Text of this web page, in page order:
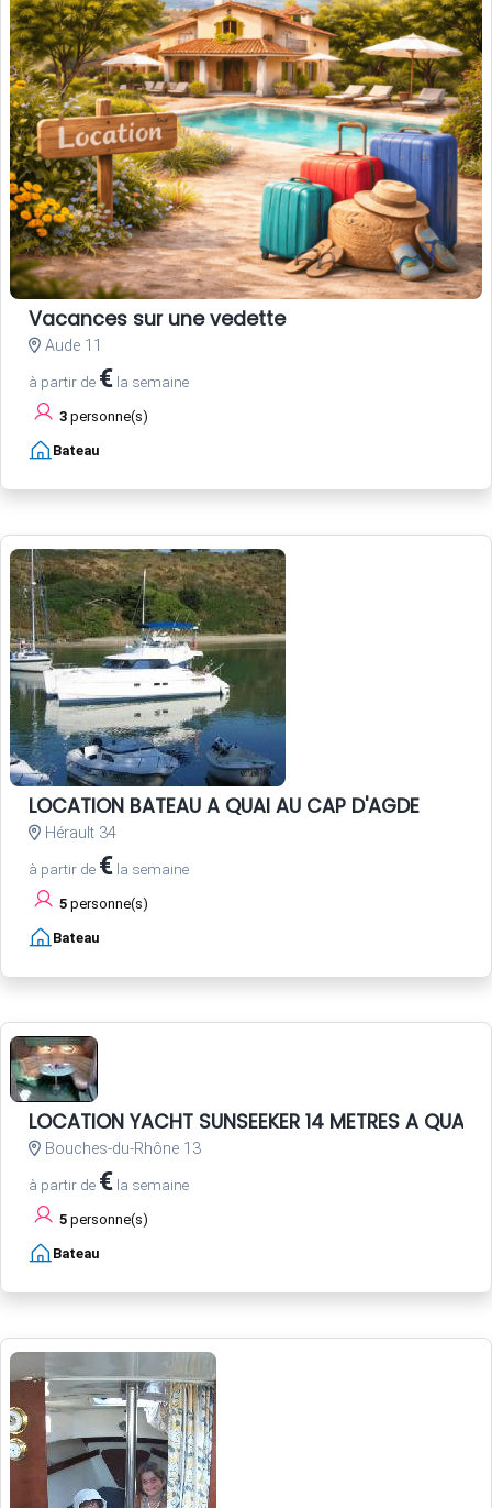
Vacances sur une vedette
Aude 11
à partir de € la semaine
3 personne(s)
Bateau
LOCATION BATEAU A QUAI AU CAP D'AGDE
Hérault 34
à partir de € la semaine
5 personne(s)
Bateau
LOCATION YACHT SUNSEEKER 14 METRES A QUAI
Bouches-du-Rhône 13
à partir de € la semaine
5 personne(s)
Bateau